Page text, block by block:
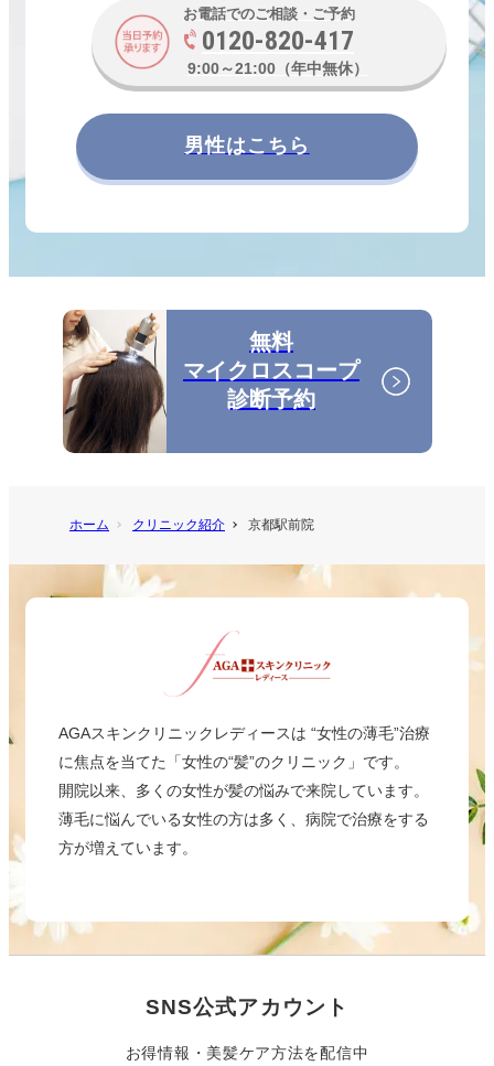
お待ち申し上げております。お電話でのご相談・ご予約
0120-820-417
9:00～21:00（年中無休）
男性はこちら
無料
マイクロスコープ
診断予約
ホーム クリニック紹介 京都駅前院
AGAスキンクリニックレディースは “女性の薄毛”治療
に焦点を当てた「女性の“髪”のクリニック」です。
開院以来、多くの女性が髪の悩みで来院しています。
薄毛に悩んでいる女性の方は多く、病院で治療をする
方が増えています。
SNS公式アカウント
お得情報・美髪ケア方法を配信中